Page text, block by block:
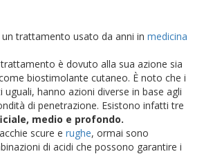
un trattamento usato da anni in medicina
è dovuto alla sua azione sia
biostimolante cutaneo. È noto che i
hanno azioni diverse in base agli
di penetrazione. Esistono infatti tre
medio e profondo.
scure e rughe, ormai sono
di acidi che possono garantire i